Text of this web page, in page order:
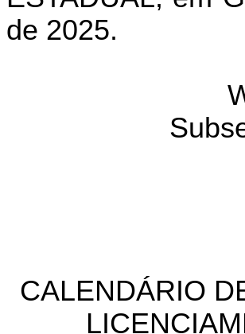
de 2025.
CALENDÁRIO